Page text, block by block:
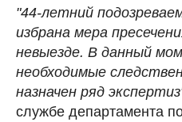
"44-летний
избрана мера
невыезде. В данный
необходимые
назначен ряд
службе департамента